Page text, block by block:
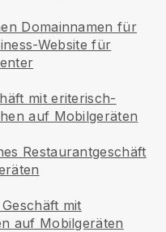
Domainnamen für
Website für
mit eriterisch-
auf Mobilgeräten
Restaurantgeschäft
mit
auf Mobilgeräten